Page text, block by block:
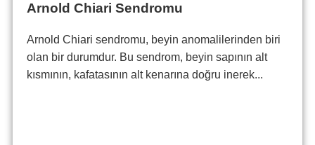
Arnold Chiari Sendromu
Arnold Chiari sendromu, beyin anomalilerinden biri
olan bir durumdur. Bu sendrom, beyin sapının alt
kısmının, kafatasının alt kenarına doğru inerek...